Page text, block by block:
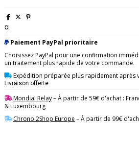
¤
Paiement PayPal prioritaire
Choisissez PayPal pour une confirmation
un traitement plus rapide de votre commande.
Expédition préparée plus rapidement après
Livraison offerte
Mondial Relay– À partir de 59€ d'achat :
& Luxembourg
Chrono 2Shop Europe – À partir de 99€